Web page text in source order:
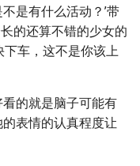
是有什么活动？’带
的还算不错的少女的
下车，这不是你该上
的就是脑子可能有
表情的认真程度让